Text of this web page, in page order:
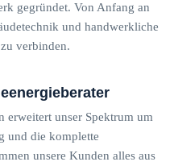
gegründet. Von Anfang an
und handwerkliche
verbinden.
unser Spektrum um
und die komplette
unsere Kunden alles aus